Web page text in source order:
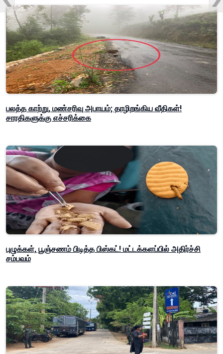
பலத்த காற்று, மண்சரிவு அபாயம்; தாழிறங்கிய வீதிகள்!
சாரதிகளுக்கு எச்சரிக்கை
புழுக்கள், பூஞ்சணம் பிடித்த பிஸ்கட்! மட்டக்களப்பில் அதிர்ச்சி
சம்பவம்